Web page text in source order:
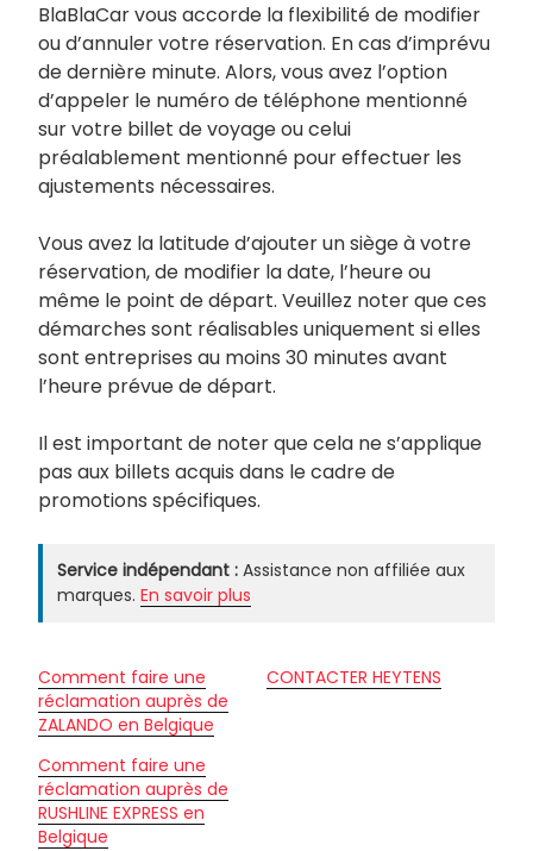
BlaBlaCar vous accorde la flexibilité de modifier
ou d’annuler votre réservation. En cas d’imprévu
de dernière minute. Alors, vous avez l’option
d’appeler le numéro de téléphone mentionné
sur votre billet de voyage ou celui
préalablement mentionné pour effectuer les
ajustements nécessaires.
Vous avez la latitude d’ajouter un siège à votre
réservation, de modifier la date, l’heure ou
même le point de départ. Veuillez noter que ces
démarches sont réalisables uniquement si elles
sont entreprises au moins 30 minutes avant
l’heure prévue de départ.
Il est important de noter que cela ne s’applique
pas aux billets acquis dans le cadre de
promotions spécifiques.
Service indépendant : Assistance non affiliée aux
marques. En savoir plus
Comment faire une
réclamation auprès de
ZALANDO en Belgique
CONTACTER HEYTENS
Comment faire une
réclamation auprès de
RUSHLINE EXPRESS en
Belgique